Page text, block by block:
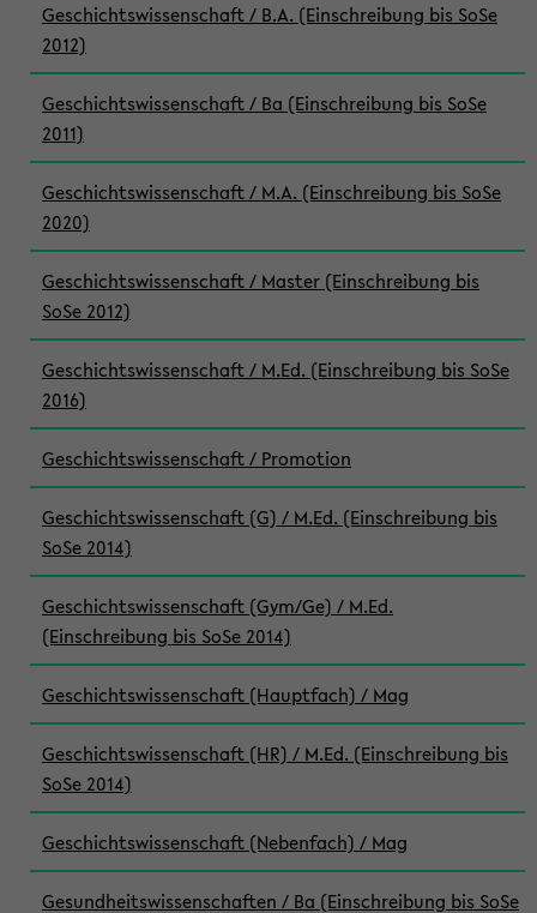
Geschichtswissenschaft / B.A. (Einschreibung bis SoSe
2012)
Geschichtswissenschaft / Ba (Einschreibung bis SoSe
2011)
Geschichtswissenschaft / M.A. (Einschreibung bis SoSe
2020)
Geschichtswissenschaft / Master (Einschreibung bis
SoSe 2012)
Geschichtswissenschaft / M.Ed. (Einschreibung bis SoSe
2016)
Geschichtswissenschaft / Promotion
Geschichtswissenschaft (G) / M.Ed. (Einschreibung bis
SoSe 2014)
Geschichtswissenschaft (Gym/Ge) / M.Ed.
(Einschreibung bis SoSe 2014)
Geschichtswissenschaft (Hauptfach) / Mag
Geschichtswissenschaft (HR) / M.Ed. (Einschreibung bis
SoSe 2014)
Geschichtswissenschaft (Nebenfach) / Mag
Gesundheitswissenschaften / Ba (Einschreibung bis SoSe